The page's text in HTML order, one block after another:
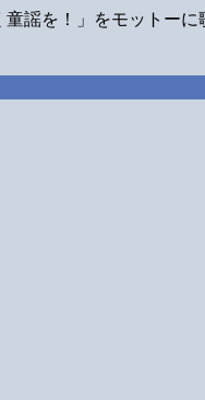
童謡を！」をモットー